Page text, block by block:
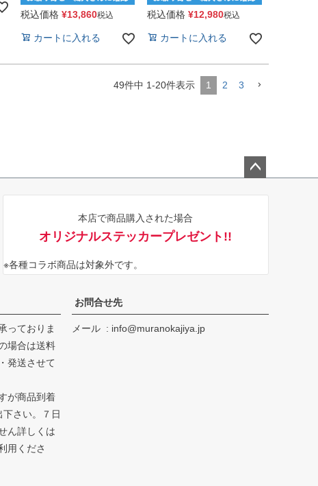
税込価格 ¥13,860税込
カートに入れる
税込価格 ¥12,980税込
カートに入れる
49件中 1-20件表示 1 2 3
本店で商品購入された場合
オリジナルステッカープレゼント!!
※各種コラボ商品は対象外です。
っておりま
場合は送料
発送させて
が商品到着
さい。７日
ん詳しくは
用くださ
お問合せ先
メール info@muranokajiya.jp